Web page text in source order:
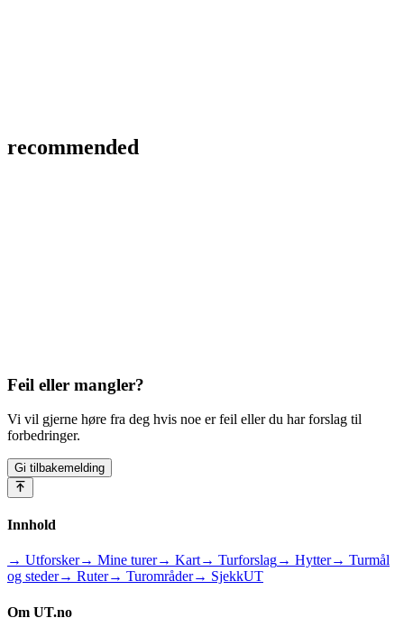
recommended
Feil eller mangler?
Vi vil gjerne høre fra deg hvis noe er feil eller du har forslag til
forbedringer.
Gi tilbakemelding
Innhold
→ Utforsker→ Mine turer→ Kart→ Turforslag→ Hytter→ Turmål
og steder→ Ruter→ Turområder→ SjekkUT
Om UT.no